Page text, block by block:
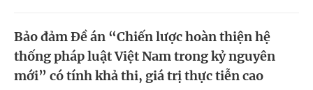
Bảo đảm Đề án “Chiến lược hoàn thiện hệ
thống pháp luật Việt Nam trong kỷ nguyên
mới” có tính khả thi, giá trị thực tiễn cao